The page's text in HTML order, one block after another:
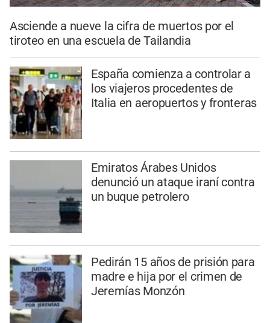
Asciende a nueve la cifra de muertos por el
tiroteo en una escuela de Tailandia
España comienza a controlar a
los viajeros procedentes de
Italia en aeropuertos y fronteras
Emiratos Árabes Unidos
denunció un ataque iraní contra
un buque petrolero
Pedirán 15 años de prisión para
madre e hija por el crimen de
Jeremías Monzón